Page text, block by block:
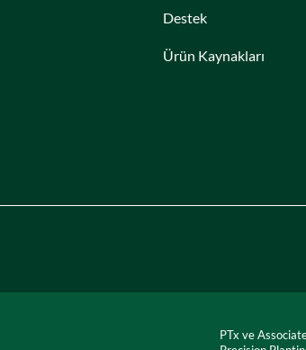
Destek
Ürün Kaynakları
PTx ve